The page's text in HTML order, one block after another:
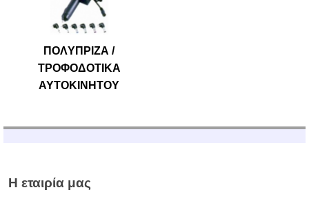
ΠΟΛYΠΡΙΖΑ /
ΤΡΟΦΟΔΟΤΙΚΑ
ΑΥΤΟΚΙΝΗΤΟΥ
Η εταιρία μας